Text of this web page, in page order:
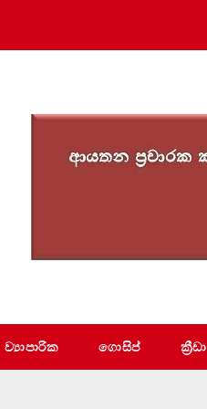
ව්‍යාපාරික ගොසිප් ක්‍රීඩා